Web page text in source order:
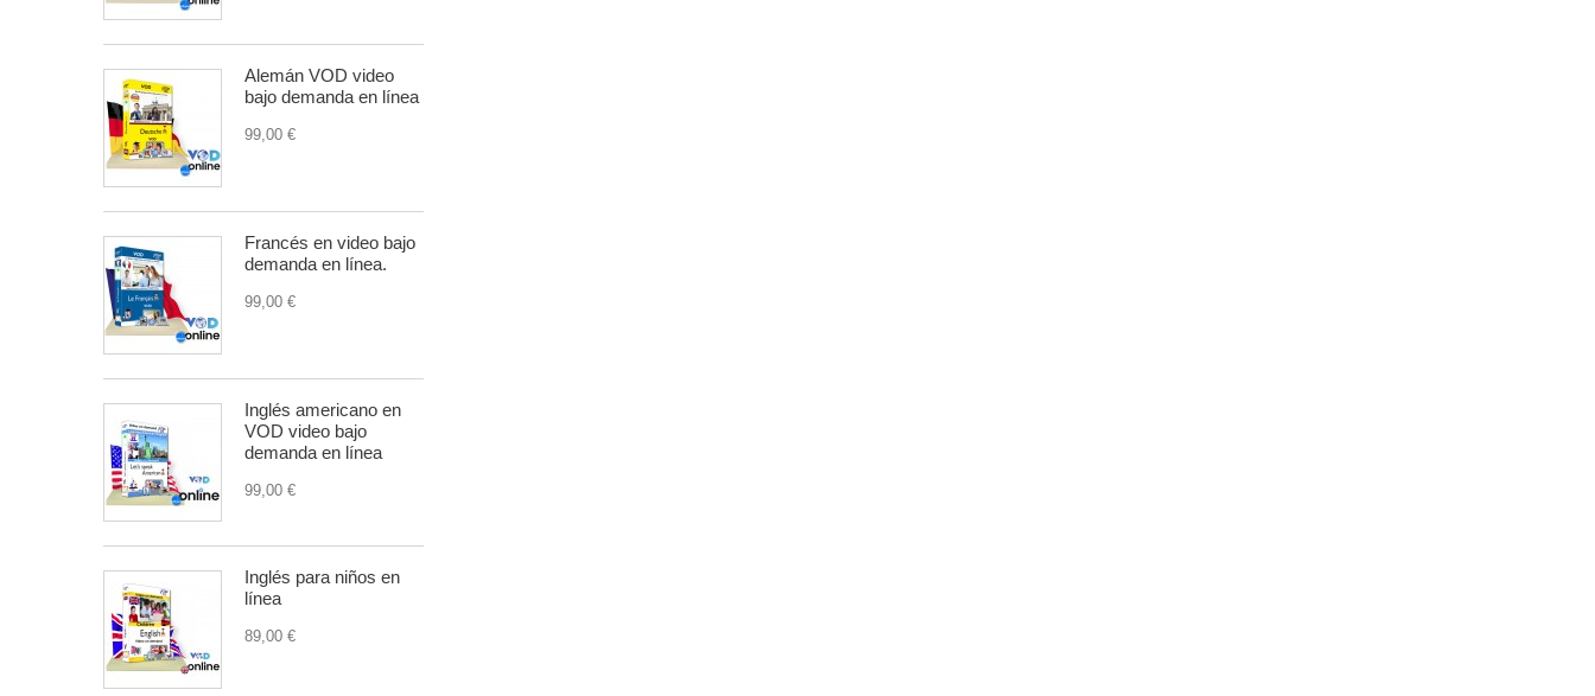
Alemán VOD video
bajo demanda en línea
99,00 €
Francés en video bajo
demanda en línea.
99,00 €
Inglés americano en
VOD video bajo
demanda en línea
99,00 €
Inglés para niños en
línea
89,00 €